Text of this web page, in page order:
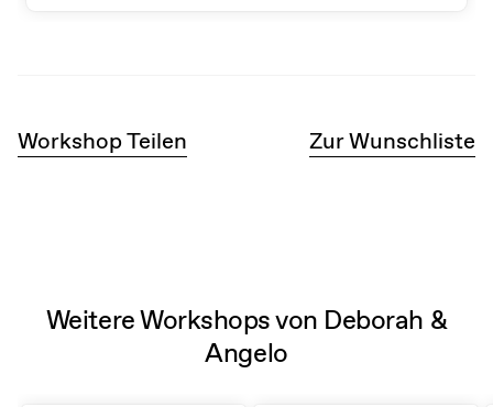
Workshop Teilen Zur Wunschliste
Weitere Workshops von Deborah &
Angelo